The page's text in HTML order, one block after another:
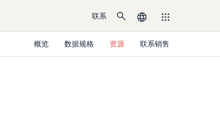
联系
概览 数据规格 资源 联系销售